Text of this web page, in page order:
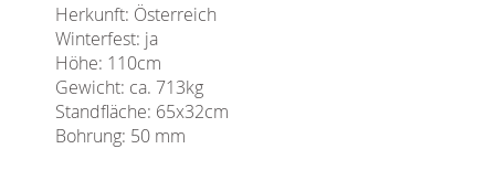
Herkunft: Österreich
Winterfest: ja
Höhe: 110cm
Gewicht: ca. 713kg
Standfläche: 65x32cm
Bohrung: 50 mm